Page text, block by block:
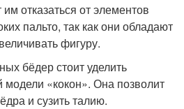
отказаться от элементов
пальто, так как они обладают
фигуру.
бёдер стоит уделить
модели «кокон». Она позволит
и сузить талию.